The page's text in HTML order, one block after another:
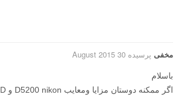
مخفی پرسیده 30 August 2015
باسلام